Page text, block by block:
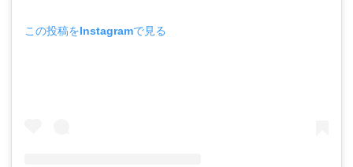
この投稿をInstagramで見る